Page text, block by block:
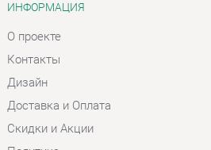
Политика
Гарантия
Помощь